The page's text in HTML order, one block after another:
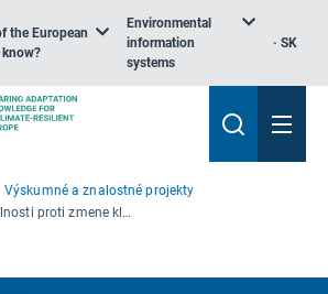
the European
Environmental
information
systems
SK
Výskumné a znalostné projekty
Zabezpečenie odolnosti proti zmene klímy